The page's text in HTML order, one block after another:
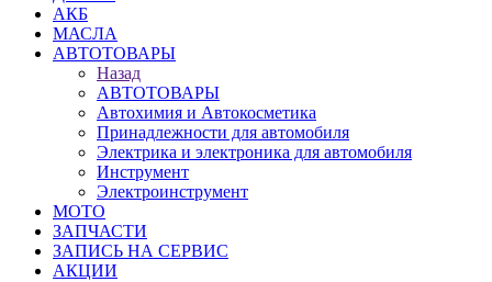
АКБ
МАСЛА
АВТОТОВАРЫ
Назад
АВТОТОВАРЫ
Автохимия и Автокосметика
Принадлежности для автомобиля
Электрика и электроника для автомобиля
Инструмент
Электроинструмент
МОТО
ЗАПЧАСТИ
ЗАПИСЬ НА СЕРВИС
АКЦИИ